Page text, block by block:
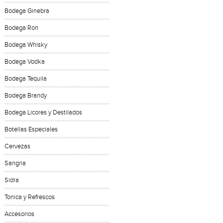
Bodega Ginebra
Bodega Ron
Bodega Whisky
Bodega Vodka
Bodega Tequila
Bodega Brandy
Bodega Licores y Destilados
Botellas Especiales
Cervezas
Sangria
Sidra
Tonica y Refrescos
Accesorios